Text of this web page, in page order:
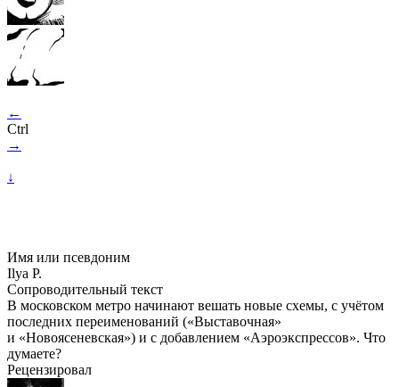
←
Ctrl
→
↓
Имя или псевдоним
Ilya P.
Сопроводительный текст
В московском метро начинают вешать новые схемы, с учётом
последних переименований («Выставочная»
и «Новоясеневская») и с добавлением «Аэроэкспрессов». Что
думаете?
Рецензировал